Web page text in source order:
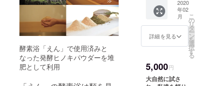
酵素浴「えん」で使用済みと
なった発酵ヒノキパウダーを堆
肥として利用
山守と
して、
美しい
世代に
継承し
育む大
切な四
つの力
作りは
自然環
境に優
しかっ
たんで
り、農
薬や化
学肥料
en.com/
酵素浴
とは自
然界の
微生物
の働き
だけを
た温浴
2020
年02
月
詳細を見る
こ
の
リ
タ
ー
ン
を
選
択
す
る
5,000円
大自然に試さ